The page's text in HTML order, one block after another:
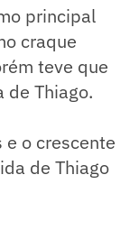
principal
craque
teve que
de Thiago.
o crescente
de Thiago